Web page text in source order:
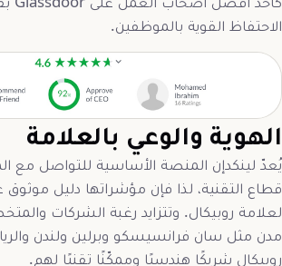
الاحتفاظ القوية بالموظفين.
الهوية والوعي بالعلامة
يُعدّ لينكدإن المنصة الأساسية للتواصل
قطاع التقنية، لذا فإن مؤشراتها دليل موثوق
لعلامة روبيكال. وتتزايد رغبة الشركات
مدن مثل سان فرانسيسكو وبرلين ولندن
روبيكال شريكًا هندسيًا وممكّنًا تقنيًا لهم.